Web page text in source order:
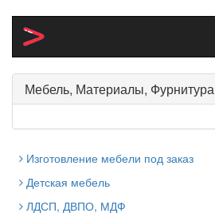
Мебель, Материалы, Фурнитура
Изготовление мебели под заказ
Детская мебель
ЛДСП, ДВПО, МДФ